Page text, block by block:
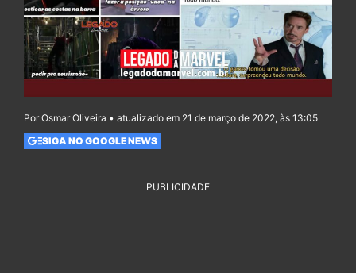
Por Osmar Oliveira • atualizado em 21 de março de 2022, às 13:05
SIGA NO GOOGLE NEWS
PUBLICIDADE